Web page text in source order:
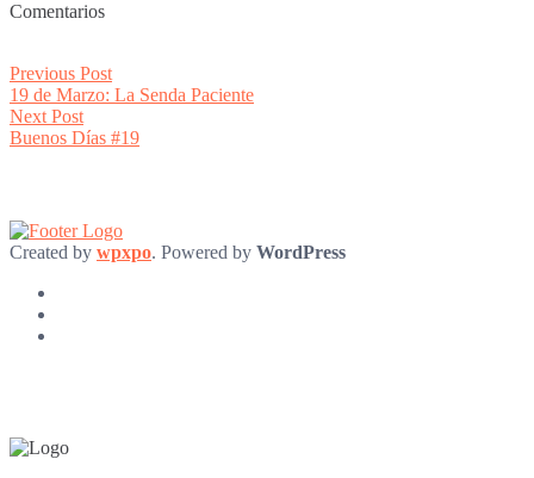
Comentarios
Post
navigation
Previous PostPrevious
post:
19 de Marzo: La Senda Paciente
Next PostNext
post:
Buenos Días #19
Created by wpxpo. Powered by WordPress